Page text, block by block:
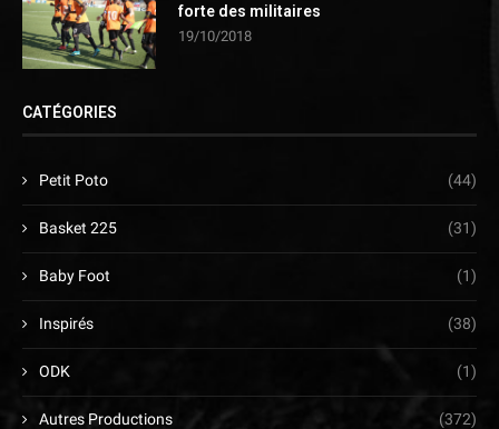
forte des militaires
19/10/2018
CATÉGORIES
Petit Poto (44)
Basket 225 (31)
Baby Foot (1)
Inspirés (38)
ODK (1)
Autres Productions (372)